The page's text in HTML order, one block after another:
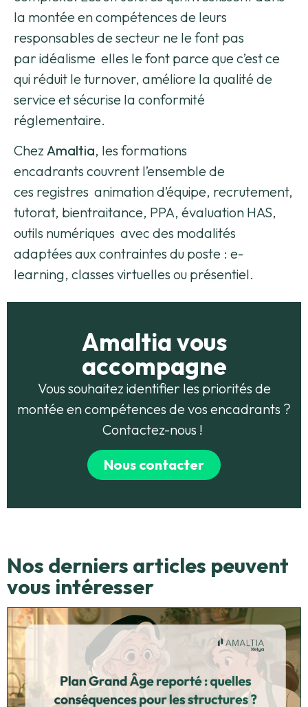
la montée en compétences de leurs
responsables de secteur ne le font pas
par idéalisme elles le font parce que c’est ce
qui réduit le turnover, améliore la qualité de
service et sécurise la conformité
réglementaire.
Chez Amaltia, les formations
encadrants couvrent l’ensemble de
ces registres animation d’équipe, recrutement,
tutorat, bientraitance, PPA, évaluation HAS,
outils numériques avec des modalités
adaptées aux contraintes du poste : e-
learning, classes virtuelles ou présentiel.
Amaltia vous
accompagne
Vous souhaitez identifier les priorités de
montée en compétences de vos encadrants ?
Contactez-nous !
Nous contacter
Nos derniers articles peuvent
vous intéresser